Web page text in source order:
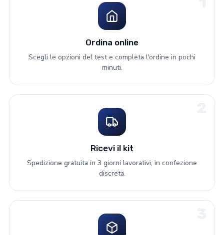
Ordina online
Scegli le opzioni del test e completa l'ordine in pochi
minuti.
Ricevi il kit
Spedizione gratuita in 3 giorni lavorativi, in confezione
discreta.